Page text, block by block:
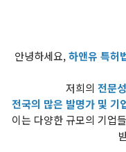
안녕하세요,하앤유 특허
저희의 전문
전국의 많은 발명가 및 기
이는 다양한 규모의 기업